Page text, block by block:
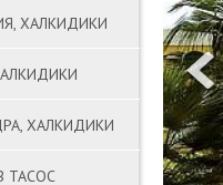
ХАЛКИДИКИ
ХАЛКИДИКИ
ТАСОС